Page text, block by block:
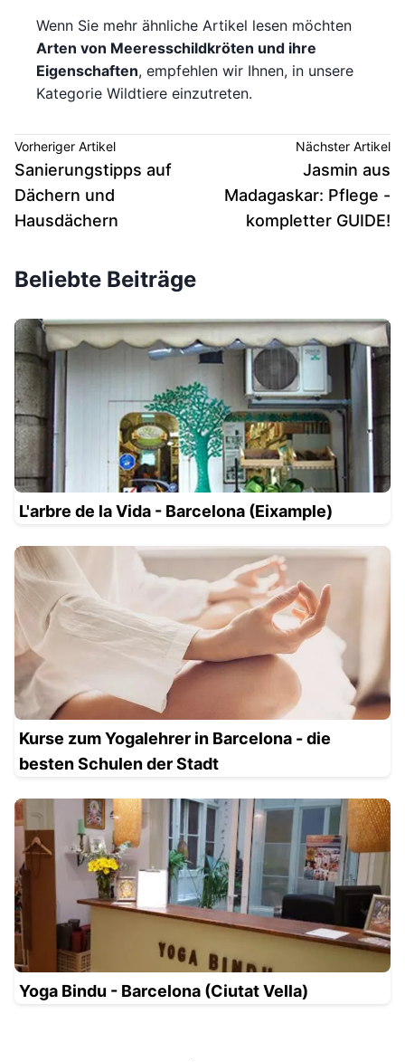
Wenn Sie mehr ähnliche Artikel lesen möchten
Arten von Meeresschildkröten und ihre
Eigenschaften, empfehlen wir Ihnen, in unsere
Kategorie Wildtiere einzutreten.
Vorheriger Artikel
Sanierungstipps auf
Dächern und
Hausdächern
Nächster Artikel
Jasmin aus
Madagaskar: Pflege -
kompletter GUIDE!
Beliebte Beiträge
L'arbre de la Vida - Barcelona (Eixample)
Kurse zum Yogalehrer in Barcelona - die
besten Schulen der Stadt
Yoga Bindu - Barcelona (Ciutat Vella)